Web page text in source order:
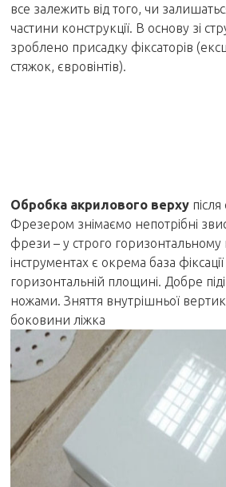
все залежить від того, чи
частини конструкції. В основу зі
зроблено присадку фіксаторів
стяжок, євровінтів).
Обробка акрилового верху
Фрезером знімаємо непотрібні
фрези – у строго
інструментах є окрема база
горизонтальній площині. Добре
ножами. Зняття внутрішньої
боковини ліжка